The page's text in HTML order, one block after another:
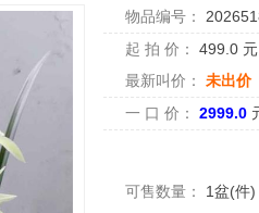
物品编号：
起 拍 价：
499.0
最新叫价：
未出价
一 口 价：
2999.0
可售数量： 1盆(件)